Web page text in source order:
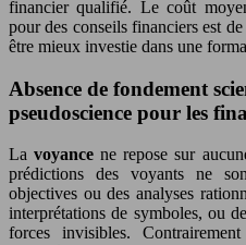
financier qualifié. Le coût
pour des conseils financiers est
être mieux investie dans une
Absence de fondement
pseudoscience pour les
Lavoyancene repose sur
prédictions des voyants ne
objectives ou des analyses
interprétations de symboles, ou
forces invisibles.